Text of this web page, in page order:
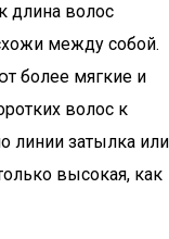
длина волос
между собой.
более мягкие и
волос к
линии затылка или
высокая, как